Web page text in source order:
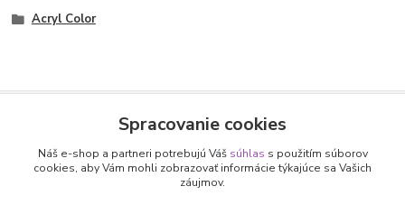
Acryl Color
Nepremeškajte novinky, akcie a
zľavy!
Spracovanie cookies
Náš e-shop a partneri potrebujú Váš súhlas s použitím súborov
cookies, aby Vám mohli zobrazovať informácie týkajúce sa Vašich
záujmov.